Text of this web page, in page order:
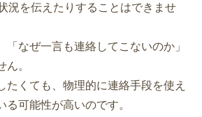
況を伝えたりすることはできませ
「なぜ一言も連絡してこないのか」
ん。
たくても、物理的に連絡手段を使え
る可能性が高いのです。